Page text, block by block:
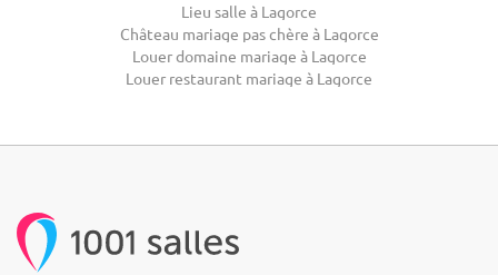
Lieu salle à Lagorce
Château mariage pas chère à Lagorce
Louer domaine mariage à Lagorce
Louer restaurant mariage à Lagorce